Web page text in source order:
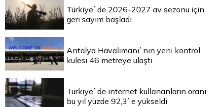
Türkiye`de 2026-2027 av sezonu için
geri sayım başladı
Antalya Havalimanı`nın yeni kontrol
kulesi 46 metreye ulaştı
Türkiye`de internet kullananların oranı
bu yıl yüzde 92,3`e yükseldi